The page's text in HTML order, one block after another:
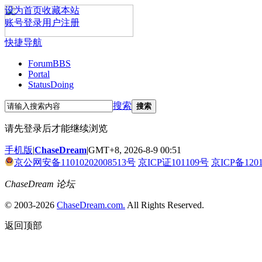
设为首页收藏本站
账号登录用户注册
快捷导航
ForumBBS
Portal
StatusDoing
搜索 搜索
请先登录后才能继续浏览
手机版|ChaseDream|GMT+8, 2026-8-9 00:51
京公网安备11010202008513号 京ICP证101109号 京ICP备
ChaseDream 论坛
© 2003-2026 ChaseDream.com. All Rights Reserved.
返回顶部